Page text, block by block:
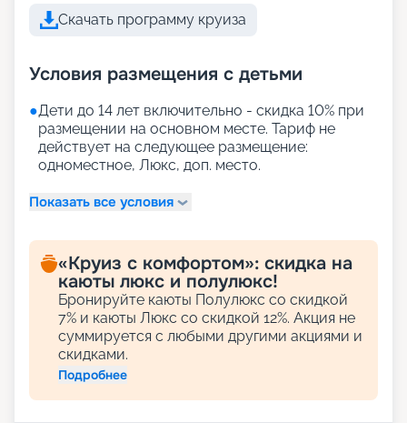
Скачать программу круиза
Условия размещения с детьми
●Дети до 14 лет включительно - скидка 10% при
размещении на основном месте. Тариф не
действует на следующее размещение:
одноместное, Люкс, доп. место.
Показать все условия
«Круиз с комфортом»: скидка на
каюты люкс и полулюкс!
Бронируйте каюты Полулюкс со скидкой
7% и каюты Люкс со скидкой 12%. Акция не
суммируется с любыми другими акциями и
скидками.
Подробнее